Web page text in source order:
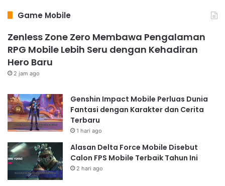
Game Mobile
Zenless Zone Zero Membawa Pengalaman
RPG Mobile Lebih Seru dengan Kehadiran
Hero Baru
2 jam ago
Genshin Impact Mobile Perluas Dunia
Fantasi dengan Karakter dan Cerita
Terbaru
1 hari ago
Alasan Delta Force Mobile Disebut
Calon FPS Mobile Terbaik Tahun Ini
2 hari ago